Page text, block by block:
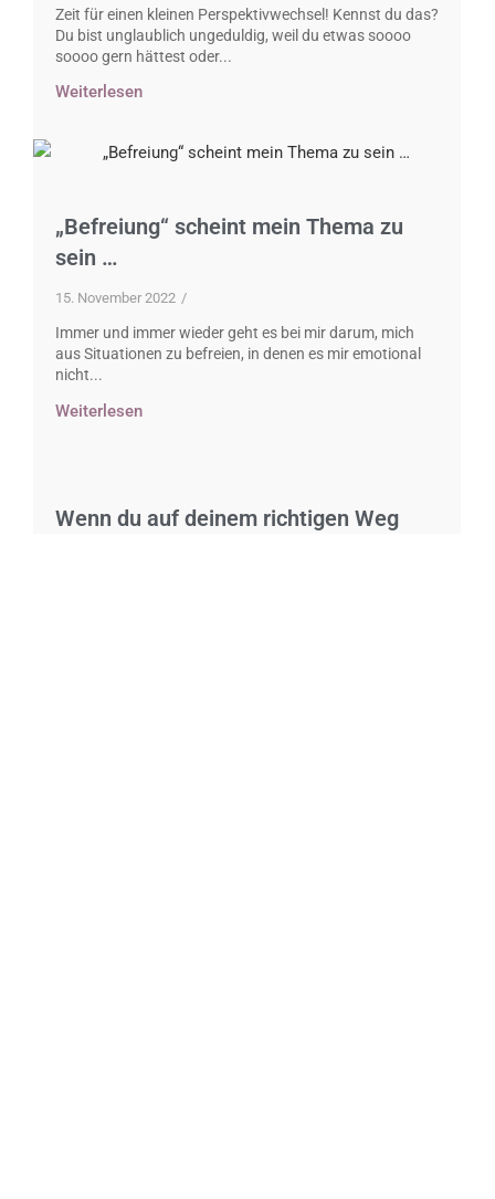
Zeit für einen kleinen Perspektivwechsel! Kennst du das?
Du bist unglaublich ungeduldig, weil du etwas soooo
soooo gern hättest oder...
Weiterlesen
„Befreiung“ scheint mein Thema zu
sein …
15. November 2022 /
Immer und immer wieder geht es bei mir darum, mich
aus Situationen zu befreien, in denen es mir emotional
nicht...
Weiterlesen
Wenn du auf deinem richtigen Weg